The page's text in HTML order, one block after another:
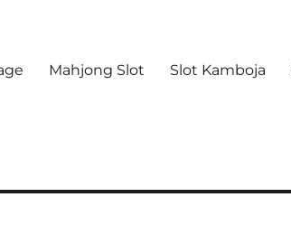
Mahjong Slot Slot Kamboja